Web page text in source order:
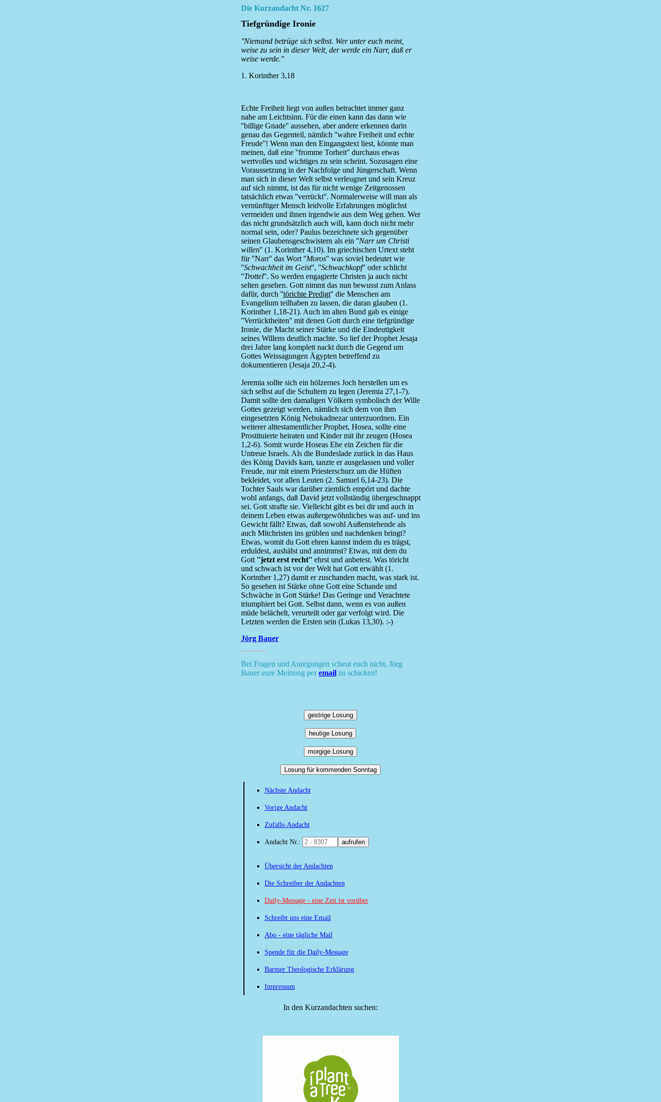
Die Kurzandacht Nr. 1627
Tiefgründige Ironie
''Niemand betrüge sich selbst. Wer unter euch meint,
weise zu sein in dieser Welt, der werde ein Narr, daß er
weise werde.''
1. Korinther 3,18
Echte Freiheit liegt von außen betrachtet immer ganz
nahe am Leichtsinn. Für die einen kann das dann wie
''billige Gnade'' aussehen, aber andere erkennen darin
genau das Gegenteil, nämlich ''wahre Freiheit und echte
Freude''! Wenn man den Eingangstext liest, könnte man
meinen, daß eine ''fromme Torheit'' durchaus etwas
wertvolles und wichtiges zu sein scheint. Sozusagen eine
Voraussetzung in der Nachfolge und Jüngerschaft. Wenn
man sich in dieser Welt selbst verleugnet und sein Kreuz
auf sich nimmt, ist das für nicht wenige Zeitgenossen
tatsächlich etwas ''verrückt''. Normalerweise will man als
vernünftiger Mensch leidvolle Erfahrungen möglichst
vermeiden und ihnen irgendwie aus dem Weg gehen. Wer
das nicht grundsätzlich auch will, kann doch nicht mehr
normal sein, oder? Paulus bezeichnete sich gegenüber
seinen Glaubensgeschwistern als ein ''Narr um Christi
willen'' (1. Korinther 4,10). Im griechischen Urtext steht
für ''Narr'' das Wort ''Moros'' was soviel bedeutet wie
''Schwachheit im Geist'', ''Schwachkopf'' oder schlicht
''Trottel''. So werden engagierte Christen ja auch nicht
selten gesehen. Gott nimmt das nun bewusst zum Anlass
dafür, durch ''törichte Predigt'' die Menschen am
Evangelium teilhaben zu lassen, die daran glauben (1.
Korinther 1,18-21). Auch im alten Bund gab es einige
''Verrücktheiten'' mit denen Gott durch eine tiefgründige
Ironie, die Macht seiner Stärke und die Eindeutigkeit
seines Willens deutlich machte. So lief der Prophet Jesaja
drei Jahre lang komplett nackt durch die Gegend um
Gottes Weissagungen Ägypten betreffend zu
dokumentieren (Jesaja 20,2-4).
Jeremia sollte sich ein hölzernes Joch herstellen um es
sich selbst auf die Schultern zu legen (Jeremia 27,1-7).
Damit sollte den damaligen Völkern symbolisch der Wille
Gottes gezeigt werden, nämlich sich dem von ihm
eingesetzten König Nebukadnezar unterzuordnen. Ein
weiterer alttestamentlicher Prophet, Hosea, sollte eine
Prostituierte heiraten und Kinder mit ihr zeugen (Hosea
1,2-6). Somit wurde Hoseas Ehe ein Zeichen für die
Untreue Israels. Als die Bundeslade zurück in das Haus
des König Davids kam, tanzte er ausgelassen und voller
Freude, nur mit einem Priesterschurz um die Hüften
bekleidet, vor allen Leuten (2. Samuel 6,14-23). Die
Tochter Sauls war darüber ziemlich empört und dachte
wohl anfangs, daß David jetzt vollständig übergeschnappt
sei. Gott strafte sie. Vielleicht gibt es bei dir und auch in
deinem Leben etwas außergewöhnliches was auf- und ins
Gewicht fällt? Etwas, daß sowohl Außenstehende als
auch Mitchristen ins grüblen und nachdenken bringt?
Etwas, womit du Gott ehren kannst indem du es trägst,
erduldest, aushälst und annimmst? Etwas, mit dem du
Gott ''jetzt erst recht''ehrst und anbetest. Was töricht
und schwach ist vor der Welt hat Gott erwählt (1.
Korinther 1,27) damit er zuschanden macht, was stark ist.
So gesehen ist Stärke ohne Gott eine Schande und
Schwäche in Gott Stärke! Das Geringe und Verachtete
triumphiert bei Gott. Selbst dann, wenn es von außen
müde belächelt, verurteilt oder gar verfolgt wird. Die
Letzten werden die Ersten sein (Lukas 13,30). :-)
Jörg Bauer
Bei Fragen und Anregungen scheut euch nicht, Jörg
Bauer eure Meinung peremailzu schicken!
gestrige Losung
heutige Losung
morgige Losung
Losung für kommenden Sonntag
Nächste Andacht
Vorige Andacht
Zufalls-Andacht
Andacht Nr.: aufrufen
Übersicht der Andachten
Die Schreiber der Andachten
Daily-Message - eine Zeit ist vorüber
Schreibt uns eine Email
Abo - eine tägliche Mail
Spende für die Daily-Message
Barmer Theologische Erklärung
Impressum
In den Kurzandachten suchen: